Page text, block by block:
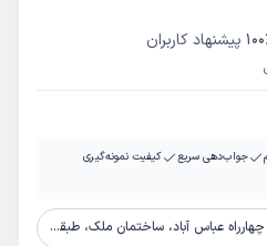
100 پیشنهاد کاربران
جواب‌دهی سریع
کیفیت نمونه‌گیری
اصفهان، خیابان شمس‌آبادی، چهارراه عباس آباد، ساختمان ملک، طبقه دوم